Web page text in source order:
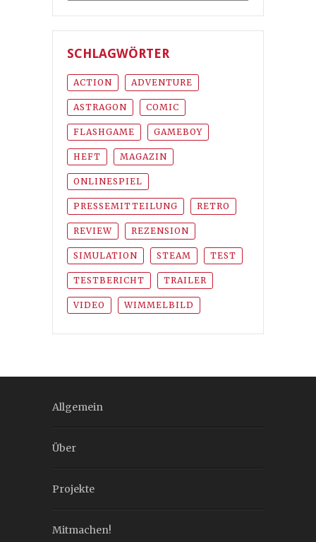
SCHLAGWÖRTER
ACTION ADVENTURE
ASTRAGON COMIC
FLASHGAME GAMEBOY
HEFT MAGAZIN
ONLINESPIEL
PRESSEMITTEILUNG RETRO
REVIEW REZENSION
SIMULATION STEAM TEST
TESTBERICHT TRAILER
VIDEO WIMMELBILD
Allgemein
Über
Projekte
Mitmachen!